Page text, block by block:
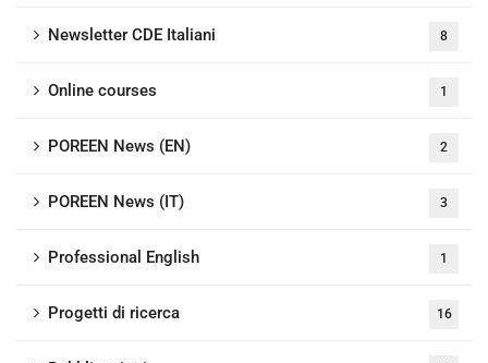
Newsletter CDE Italiani 8
Online courses 1
POREEN News (EN) 2
POREEN News (IT) 3
Professional English 1
Progetti di ricerca 16